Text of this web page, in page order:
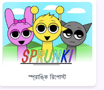
স্প্রাঙ্কি রিপোস্ট